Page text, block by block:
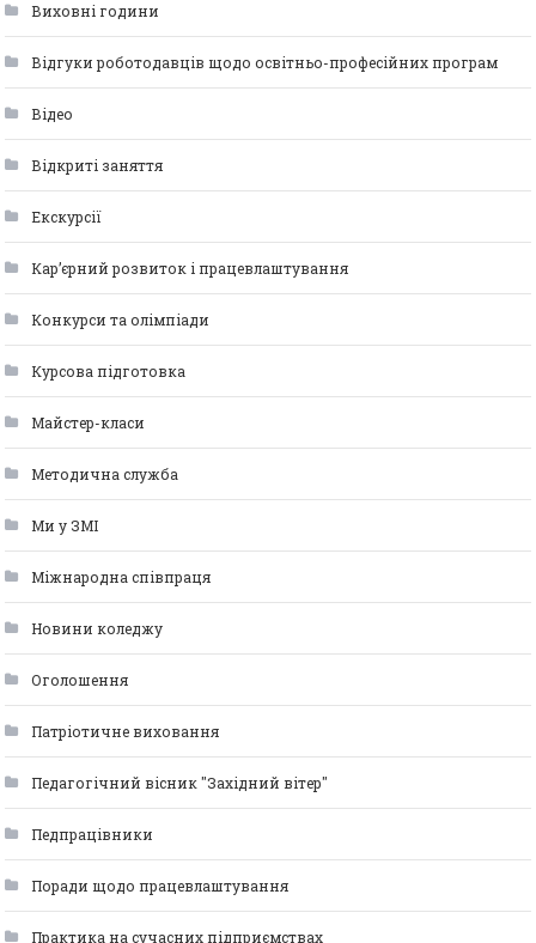
Виховні години
Відгуки роботодавців щодо освітньо-професійних програм
Відео
Відкриті заняття
Екскурсії
Кар’єрний розвиток і працевлаштування
Конкурси та олімпіади
Курсова підготовка
Майстер-класи
Методична служба
Ми у ЗМІ
Міжнародна співпраця
Новини коледжу
Оголошення
Патріотичне виховання
Педагогічний вісник "Західний вітер"
Педпрацівники
Поради щодо працевлаштування
Практика на сучасних підприємствах